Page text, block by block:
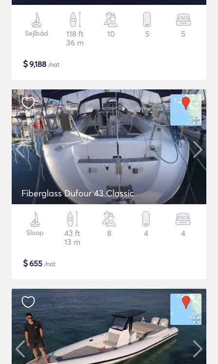
Sejlbåd
118 ft
36 m
10 5 5
$9,188 /nat
Fiberglass Dufour 43 Classic
Sloop
43 ft
13 m
8 4 4
$655 /nat